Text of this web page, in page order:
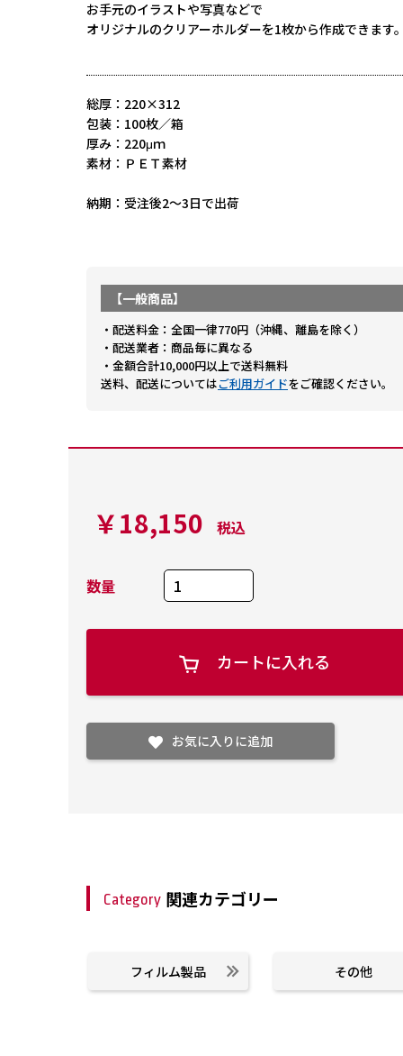
お手元のイラストや写真などで
オリジナルのクリアーホルダーを1枚から作成できます
総厚：220×312
包装：100枚／箱
厚み：220μｍ
素材：ＰＥＴ素材
納期：受注後2～3日で出荷
【一般商品】
・配送料金：全国一律770円（沖縄、離島を除く）
・配送業者：商品毎に異なる
・金額合計10,000円以上で送料無料
送料、配送についてはご利用ガイドをご確認ください。
￥18,150 税込
数量
カートに入れる
お気に入りに追加
Category 関連カテゴリー
フィルム製品 その他